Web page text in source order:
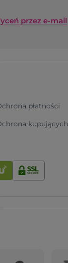
przez e-mail
płatności
kupujących